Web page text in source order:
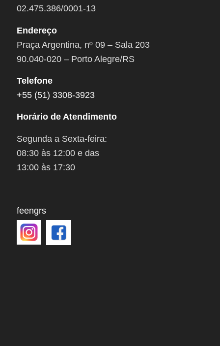
02.475.386/0001-13
Endereço
Praça Argentina, nº 09 – Sala 203
90.040-020 – Porto Alegre/RS
Telefone
+55 (51) 3308-3923
Horário de Atendimento
Segunda a Sexta-feira:
08:30 às 12:00 e das
13:00 às 17:30
feengrs